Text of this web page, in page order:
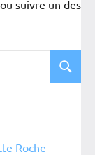
suivre un des
Roche